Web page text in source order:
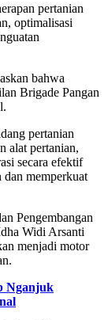
pertanian
optimalisasi
bahwa
Brigade Pangan
pertanian
alat pertanian,
secara efektif
memperkuat
Pengembangan
Widi Arsanti
menjadi motor
Nganjuk